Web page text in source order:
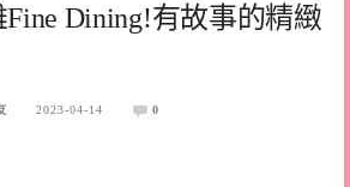
Dining!有故事的精緻
2023-04-14 0